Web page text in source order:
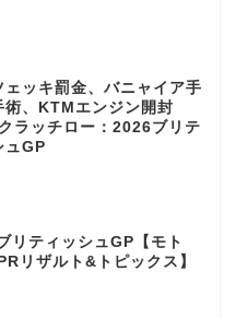
ェッキ罰金、バニャイア手
術、KTMエンジン開封
ラッチロー：2026ブリテ
ュGP
リティッシュGP【モト
リザルト&トピックス】